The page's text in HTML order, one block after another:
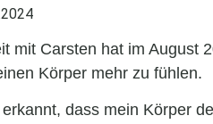
mit Carsten hat im August
Körper mehr zu fühlen.
dass mein Körper